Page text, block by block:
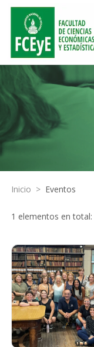
Inicio > Eventos
1 elementos en total: